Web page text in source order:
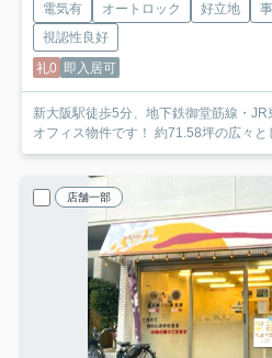
電気有 オートロック 好立地
視認性良好
礼0 即入居可
新大阪駅徒歩5分、地下鉄御堂筋線・
オフィス物件です！ 約71.58坪の広々と
店舗一部